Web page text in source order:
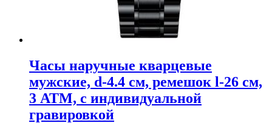
Часы наручные кварцевые
мужские, d-4.4 см, ремешок l-26 см,
3 АТМ, с индивидуальной
гравировкой